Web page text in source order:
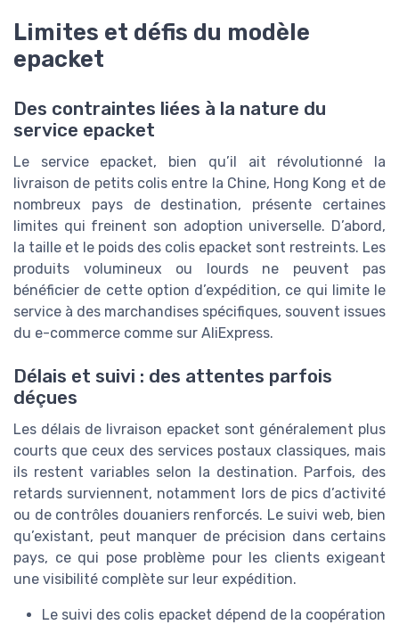
Limites et défis du modèle
epacket
Des contraintes liées à la nature du
service epacket
Le service epacket, bien qu’il ait révolutionné la
livraison de petits colis entre la Chine, Hong Kong et de
nombreux pays de destination, présente certaines
limites qui freinent son adoption universelle. D’abord,
la taille et le poids des colis epacket sont restreints. Les
produits volumineux ou lourds ne peuvent pas
bénéficier de cette option d’expédition, ce qui limite le
service à des marchandises spécifiques, souvent issues
du e-commerce comme sur AliExpress.
Délais et suivi : des attentes parfois
déçues
Les délais de livraison epacket sont généralement plus
courts que ceux des services postaux classiques, mais
ils restent variables selon la destination. Parfois, des
retards surviennent, notamment lors de pics d’activité
ou de contrôles douaniers renforcés. Le suivi web, bien
qu’existant, peut manquer de précision dans certains
pays, ce qui pose problème pour les clients exigeant
une visibilité complète sur leur expédition.
Le suivi des colis epacket dépend de la coopération